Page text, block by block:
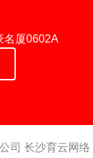
名厦0602A
司 长沙育云网络